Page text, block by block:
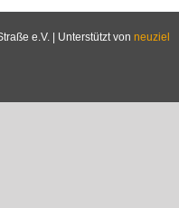
e.V. | Unterstützt von neuziel